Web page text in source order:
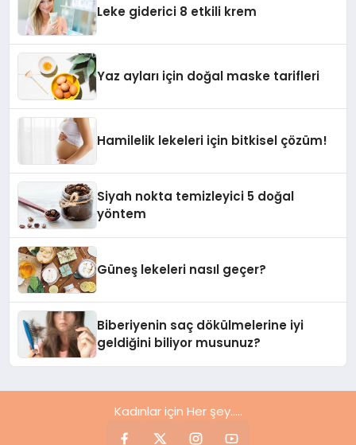
Leke giderici 8 etkili krem
Yaz ayları için doğal maske tarifleri
Hamilelik lekeleri için bitkisel çözüm!
Siyah nokta temizleyici 5 doğal
yöntem
Güneş lekeleri nasıl geçer?
Biberiyenin saç dökülmelerine iyi
geldiğini biliyor musunuz?
Kadınlar için Her şey.....